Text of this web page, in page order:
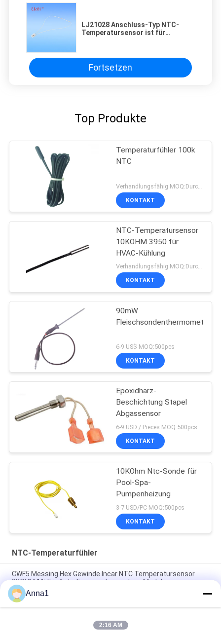
LJ21028 Anschluss-Typ NTC-
Temperatursensor ist für
Fortsetzen
Top Produkte
Temperaturfühler 100k
NTC
KONTAKT
NTC-Temperatursensor
10KOHM 3950 für
HVAC-Kühlung
Verhandlungsfähig MOQ:Durchkontaktierung
KONTAKT
90mW
Fleischsondenthermometer
6-9 US$ MOQ:500pcs
KONTAKT
Epoxidharz-
Beschichtung Stapel
Abgassensor
6-9 USD / Pieces MOQ:500pcs
KONTAKT
10KOhm Ntc-Sonde für
Pool-Spa-
Pumpenheizung
3-7 USD/PC MOQ:500pcs
KONTAKT
NTC-Temperaturfühler
CWF5 Messing Hex Gewinde Incar NTC Temperatursensor
8KOHM 1% Für Auto Temperaturregelung Modul
PT101 Custom NTC Temperature Sensor Is Suitable For
Smart Homes
PT100 NTC Temperature Sensor Is Suitable For Notebook
Anna1
2:16 AM